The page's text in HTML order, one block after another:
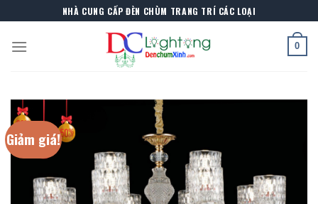
to
content
NHÀ CUNG CẤP ĐÈN CHÙM TRANG TRÍ CÁC LOẠI
0
Giảm giá!